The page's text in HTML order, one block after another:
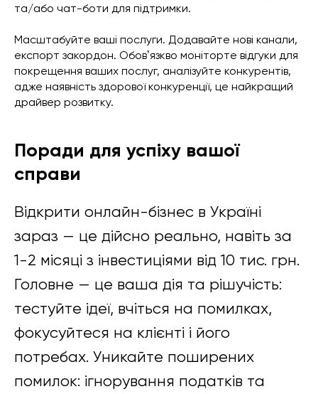
та/або чат-боти для підтримки.
Масштабуйте ваші послуги. Додавайте нові канали,
експорт закордон. Обовʼязкво моніторте відгуки для
покрещення ваших послуг, аналізуйте конкурентів,
адже наявність здорової конкуренції, це найкращий
драйвер розвитку.
Поради для успіху вашої
справи
Відкрити онлайн-бізнес в Україні
зараз — це дійсно реально, навіть за
1-2 місяці з інвестиціями від 10 тис. грн.
Головне — це ваша дія та рішучість:
тестуйте ідеї, вчіться на помилках,
фокусуйтеся на клієнті і його
потребах. Уникайте поширених
помилок: ігнорування податків та